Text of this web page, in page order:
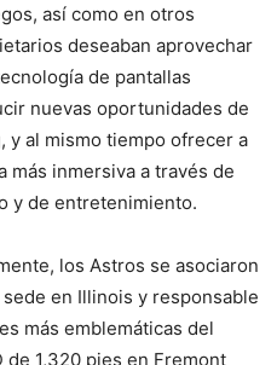
así como en otros
deseaban aprovechar
de pantallas
nuevas oportunidades de
y al mismo tiempo ofrecer a
más inmersiva a través de
y de entretenimiento.
los Astros se asociaron
en Illinois y responsable
más emblemáticas del
de 1,320 pies en Fremont